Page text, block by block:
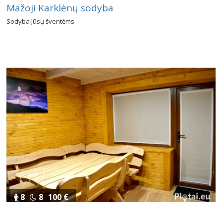
Mažoji Karklėnų sodyba
Sodyba Jūsų šventėms
8 8 100 €